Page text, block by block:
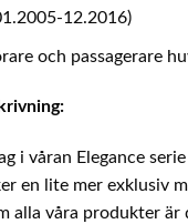
12.2016)
och passagerare
i våran Elegance
en lite mer exklusiv
alla våra produkter är